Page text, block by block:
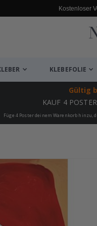
Kostenloser
KLEBEFOLIE
Gültig
KAUF 4
Füge 4 Poster deinem Warenkorb hinzu,